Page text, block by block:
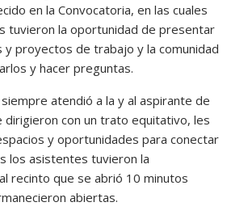
en la Convocatoria, en las cuales
tuvieron la oportunidad de presentar
y proyectos de trabajo y la comunidad
y hacer preguntas.
atendió a la y al aspirante de
dirigieron con un trato equitativo, les
y oportunidades para conectar
los asistentes tuvieron la
recinto que se abrió 10 minutos
abiertas.